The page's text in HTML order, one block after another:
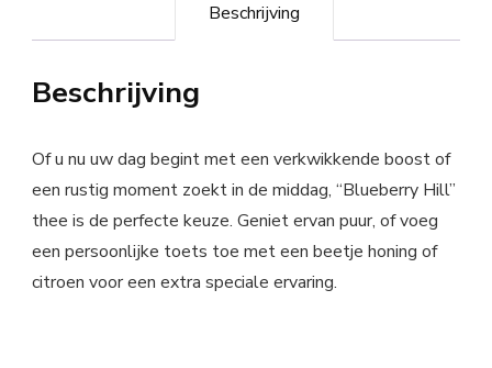
Beschrijving
Beschrijving
Of u nu uw dag begint met een verkwikkende boost of
een rustig moment zoekt in de middag, “Blueberry Hill”
thee is de perfecte keuze. Geniet ervan puur, of voeg
een persoonlijke toets toe met een beetje honing of
citroen voor een extra speciale ervaring.